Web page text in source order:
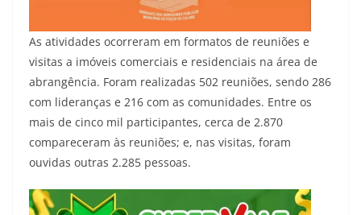
As atividades ocorreram em formatos de reuniões e
visitas a imóveis comerciais e residenciais na área de
abrangência. Foram realizadas 502 reuniões, sendo 286
com lideranças e 216 com as comunidades. Entre os
mais de cinco mil participantes, cerca de 2.870
compareceram às reuniões; e, nas visitas, foram
ouvidas outras 2.285 pessoas.